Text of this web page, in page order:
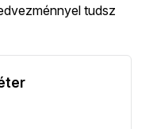
tudsz